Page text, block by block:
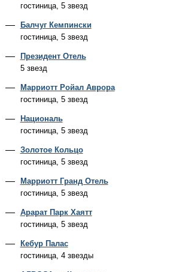
гостиница, 5 звезд
Балчуг Кемпински
гостиница, 5 звезд
Президент Отель
5 звезд
Марриотт Ройал Аврора
гостиница, 5 звезд
Националь
гостиница, 5 звезд
Золотое Кольцо
гостиница, 5 звезд
Марриотт Гранд Отель
гостиница, 5 звезд
Арарат Парк Хаятт
гостиница, 5 звезд
Кебур Палас
гостиница, 4 звезды